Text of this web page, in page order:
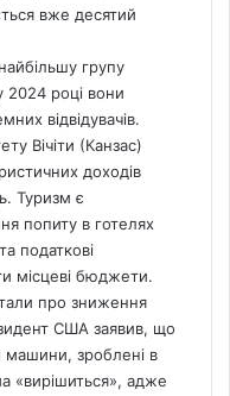
вже десятий
групу
2024 році вони
відвідувачів.
Вічіти (Канзас)
доходів
Туризм є
попиту в готелях
податкові
місцеві бюджети.
про зниження
США заявив, що
машини, зроблені в
«вирішиться», адже